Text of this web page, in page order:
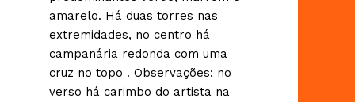
amarelo. Há duas torres nas
extremidades, no centro há
campanária redonda com uma
cruz no topo . Observações: no
verso há carimbo do artista na